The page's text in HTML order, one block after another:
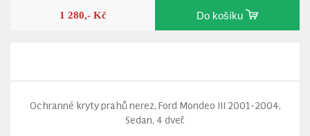
1 280,- Kč Do košíku
Ochranné kryty prahů nerez, Ford Mondeo III 2001-2004,
Sedan, 4 dveř.